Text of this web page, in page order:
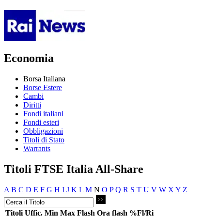
Economia
Borsa Italiana
Borse Estere
Cambi
Diritti
Fondi italiani
Fondi esteri
Obbligazioni
Titoli di Stato
Warrants
Titoli FTSE Italia All-Share
A B C D E F G H I J K L M N O P Q R S T U V W X Y Z
Titoli Uffic. Min Max Flash Ora flash %Fl/Ri